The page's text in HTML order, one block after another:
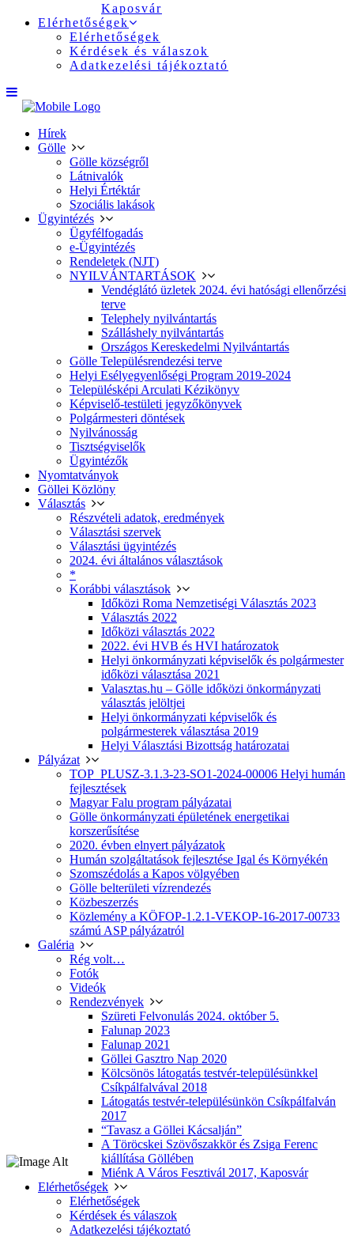
Kaposvár
Elérhetőségek
Elérhetőségek
Kérdések és válaszok
Adatkezelési tájékoztató
Hírek
Gölle
Gölle községről
Látnivalók
Helyi Értéktár
Szociális lakások
Ügyintézés
Ügyfélfogadás
e-Ügyintézés
Rendeletek (NJT)
NYILVÁNTARTÁSOK
Vendéglátó üzletek 2024. évi hatósági ellenőrzési
terve
Telephely nyilvántartás
Szálláshely nyilvántartás
Országos Kereskedelmi Nyilvántartás
Gölle Településrendezési terve
Helyi Esélyegyenlőségi Program 2019-2024
Településképi Arculati Kézikönyv
Képviselő-testületi jegyzőkönyvek
Polgármesteri döntések
Nyilvánosság
Tisztségviselők
Ügyintézők
Nyomtatványok
Göllei Közlöny
Választás
Részvételi adatok, eredmények
Választási szervek
Választási ügyintézés
2024. évi általános választások
*
Korábbi választások
Időközi Roma Nemzetiségi Választás 2023
Választás 2022
Időközi választás 2022
2022. évi HVB és HVI határozatok
Helyi önkormányzati képviselők és polgármester
időközi választása 2021
Valasztas.hu – Gölle időközi önkormányzati
választás jelöltjei
Helyi önkormányzati képviselők és
polgármesterek választása 2019
Helyi Választási Bizottság határozatai
Pályázat
TOP_PLUSZ-3.1.3-23-SO1-2024-00006 Helyi humán
fejlesztések
Magyar Falu program pályázatai
Gölle önkormányzati épületének energetikai
korszerűsítése
2020. évben elnyert pályázatok
Humán szolgáltatások fejlesztése Igal és Környékén
Szomszédolás a Kapos völgyében
Gölle belterületi vízrendezés
Közbeszerzés
Közlemény a KÖFOP-1.2.1-VEKOP-16-2017-00733
számú ASP pályázatról
Galéria
Rég volt…
Fotók
Videók
Rendezvények
Szüreti Felvonulás 2024. október 5.
Falunap 2023
Falunap 2021
Göllei Gasztro Nap 2020
Kölcsönös látogatás testvér-településünkkel
Csíkpálfalvával 2018
Látogatás testvér-településünkön Csíkpálfalván
2017
“Tavasz a Göllei Kácsalján”
A Töröcskei Szövőszakkör és Zsiga Ferenc
kiállítása Göllében
Miénk A Város Fesztivál 2017, Kaposvár
Elérhetőségek
Elérhetőségek
Kérdések és válaszok
Adatkezelési tájékoztató